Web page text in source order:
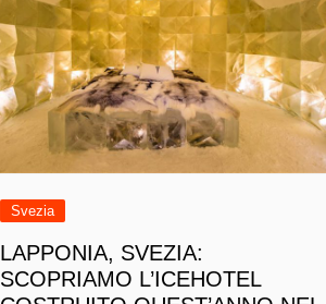
Svezia
LAPPONIA, SVEZIA:
SCOPRIAMO L’ICEHOTEL